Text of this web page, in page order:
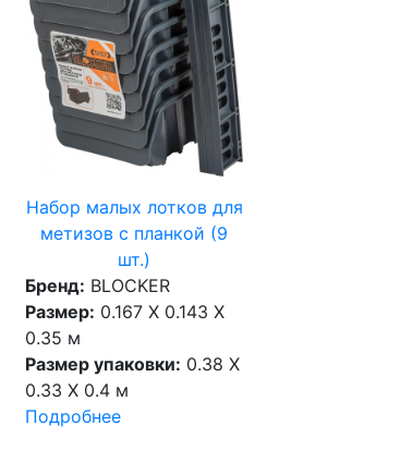
Набор малых лотков для
метизов с планкой (9
шт.)
Бренд: BLOCKER
Размер: 0.167 X 0.143 X
0.35 м
Размер упаковки: 0.38 X
0.33 X 0.4 м
Подробнее